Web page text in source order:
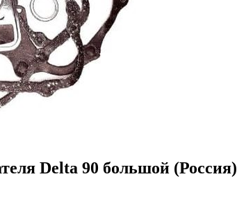
Delta 90 большой (Россия)